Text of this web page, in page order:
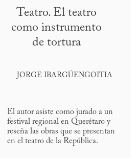
Teatro. El teatro
como instrumento
de tortura
JORGE IBARGÜENGOITIA
El autor asiste como jurado a un
festival regional en Querétaro y
reseña las obras que se presentan
en el teatro de la República.